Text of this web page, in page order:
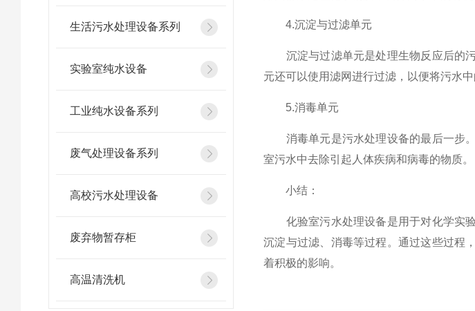
生活污水处理设备系列
实验室纯水设备
工业纯水设备系列
废气处理设备系列
高校污水处理设备
废弃物暂存柜
高温清洗机
4.沉淀与过滤单元
沉淀与过滤单元是处理生物反应后的污
元还可以使用滤网进行过滤，以便将污水中
5.消毒单元
消毒单元是污水处理设备的最后一步。
室污水中去除引起人体疾病和病毒的物质。
小结：
化验室污水处理设备是用于对化学实验
沉淀与过滤、消毒等过程。通过这些过程
着积极的影响。